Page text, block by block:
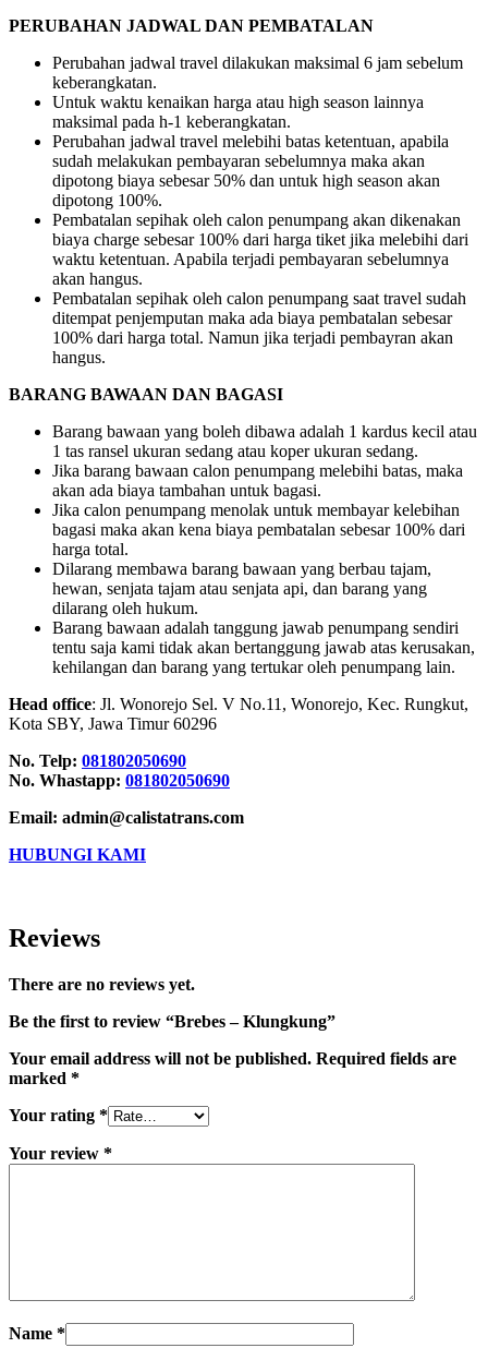
PERUBAHAN JADWAL DAN PEMBATALAN
Perubahan jadwal travel dilakukan maksimal 6 jam sebelum
keberangkatan.
Untuk waktu kenaikan harga atau high season lainnya
maksimal pada h-1 keberangkatan.
Perubahan jadwal travel melebihi batas ketentuan, apabila
sudah melakukan pembayaran sebelumnya maka akan
dipotong biaya sebesar 50% dan untuk high season akan
dipotong 100%.
Pembatalan sepihak oleh calon penumpang akan dikenakan
biaya charge sebesar 100% dari harga tiket jika melebihi dari
waktu ketentuan. Apabila terjadi pembayaran sebelumnya
akan hangus.
Pembatalan sepihak oleh calon penumpang saat travel sudah
ditempat penjemputan maka ada biaya pembatalan sebesar
100% dari harga total. Namun jika terjadi pembayran akan
hangus.
BARANG BAWAAN DAN BAGASI
Barang bawaan yang boleh dibawa adalah 1 kardus kecil atau
1 tas ransel ukuran sedang atau koper ukuran sedang.
Jika barang bawaan calon penumpang melebihi batas, maka
akan ada biaya tambahan untuk bagasi.
Jika calon penumpang menolak untuk membayar kelebihan
bagasi maka akan kena biaya pembatalan sebesar 100% dari
harga total.
Dilarang membawa barang bawaan yang berbau tajam,
hewan, senjata tajam atau senjata api, dan barang yang
dilarang oleh hukum.
Barang bawaan adalah tanggung jawab penumpang sendiri
tentu saja kami tidak akan bertanggung jawab atas kerusakan,
kehilangan dan barang yang tertukar oleh penumpang lain.
Head office: Jl. Wonorejo Sel. V No.11, Wonorejo, Kec. Rungkut,
Kota SBY, Jawa Timur 60296
No. Telp: 081802050690
No. Whastapp: 081802050690
Email: admin@calistatrans.com
HUBUNGI KAMI
Reviews
There are no reviews yet.
Be the first to review “Brebes – Klungkung”
Your email address will not be published. Required fields are
marked *
Your rating *
Your review *
Name *